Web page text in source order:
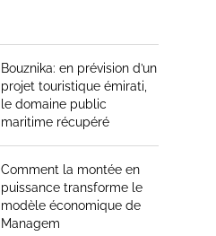
Bouznika: en prévision d’un
projet touristique émirati,
le domaine public
maritime récupéré
Comment la montée en
puissance transforme le
modèle économique de
Managem